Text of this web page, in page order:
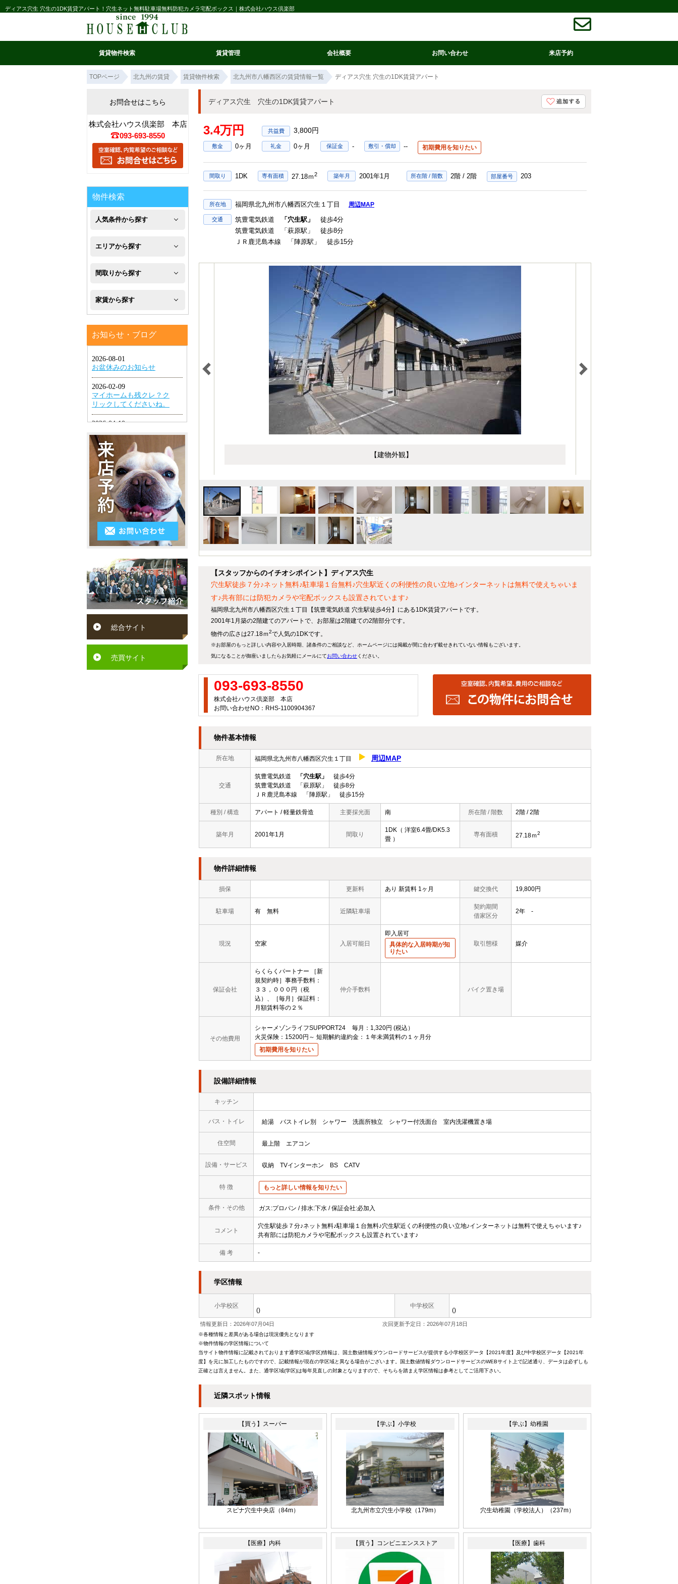
ディアス穴生 穴生の1DK賃貸アパート！穴生ネット無料駐車場無料防犯カメラ宅配ボックス｜株式会社ハウス倶楽部
賃貸物件検索
条件検索
お気に入り
閲覧履歴
マイ条件リスト
賃貸管理 会社概要 お問い合わせ 来店予約
TOPページ 北九州の賃貸 賃貸物件検索 北九州市八幡西区の賃貸情報一覧 ディアス穴生 穴生の1DK賃貸アパート
ディアス穴生 穴生の1DK賃貸アパート
3.4万円 3,800円
敷金 0ヶ月 礼金 0ヶ月 保証金 - 敷引・償却 -- 初期費用を知りたい
間取り 1DK 専有面積 27.18ｍ2 築年月 2001年1月 所在階 / 階数 2階 / 2階 203
所在地 福岡県北九州市八幡西区穴生１丁目 周辺MAP
交通 筑豊電気鉄道 「穴生駅」
徒歩4分
筑豊電気鉄道 「萩原駅」 徒歩8分
ＪＲ鹿児島本線 「陣原駅」 徒歩15分
【建物外観】
【スタッフからのイチオシポイント】ディアス穴生
穴生駅徒歩７分♪ネット無料♪駐車場１台無料♪穴生駅近くの利便性の良い立地♪インターネットは無料で使えちゃいま
す♪共有部には防犯カメラや宅配ボックスも設置されています♪
福岡県北九州市八幡西区穴生１丁目【筑豊電気鉄道 穴生駅徒歩4分】にある1DK賃貸アパートです。
2001年1月築の2階建てのアパートで、お部屋は2階建ての2階部分です。
物件の広さは27.18ｍ2で人気の1DKです。
※お部屋のもっと詳しい内容や入居時期、諸条件のご相談など、ホームページには掲載が間に合わず載せきれていない情報もございます。
気になることが御座いましたらお気軽にメールにてお問い合わせください。
093-693-8550
株式会社ハウス倶楽部 本店
お問い合わせNO：RHS-1100904367
物件基本情報
所在地 福岡県北九州市八幡西区穴生１丁目 周辺MAP
交通
筑豊電気鉄道 「穴生駅」
徒歩4分
筑豊電気鉄道 「萩原駅」 徒歩8分
ＪＲ鹿児島本線 「陣原駅」 徒歩15分
種別 / 構造 アパート / 軽量鉄骨造 主要採光面 南 所在階 / 階数 2階 / 2階
築年月 2001年1月 間取り
1DK（ 洋室6.4畳/DK5.3
畳 ）
専有面積 27.18ｍ2
物件詳細情報
損保 更新料 あり 新賃料 1ヶ月 鍵交換代 19,800円
駐車場 有 無料 近隣駐車場
契約期間
借家区分
2年 -
現況 空家 入居可能日
即入居可
具体的な入居時期が知
りたい
取引態様 媒介
保証会社
らくらくパートナー ［新
規契約時］事務手数料：
３３，０００円（税
込）、［毎月］保証料：
月額賃料等の２％
仲介手数料 バイク置き場
その他費用
シャーメゾンライフSUPPORT24 毎月 1,320円
税込
火災保険：15200円～ 短期解約違約金：１年未満賃料の１ヶ月分
初期費用を知りたい
設備詳細情報
キッチン
バス・トイレ 給湯 バストイレ別 シャワー 洗面所独立 シャワー付洗面台 室内洗濯機置き場
住空間 最上階 エアコン
設備・サービス 収納 TVインターホン BS CATV
特 徴 もっと詳しい情報を知りたい
条件・その他 ガス:プロパン / 排水:下水 / 保証会社:必加入
コメント
穴生駅徒歩７分♪ネット無料♪駐車場１台無料♪穴生駅近くの利便性の良い立地♪インターネットは無料で使えちゃいます♪
共有部には防犯カメラや宅配ボックスも設置されています♪
備 考 -
学区情報
小学校区
()
中学校区
()
情報更新日：2026年07月04日 次回更新予定日：2026年07月18日
※各種情報と差異がある場合は現況優先となります
※物件情報の学区情報について
当サイト物件情報に記載されております通学区域(学区)情報は、国土数値情報ダウンロードサービスが提供する小学校区データ【2021年度】及び中学校区データ【2021年
度】を元に加工したものですので、記載情報が現在の学区域と異なる場合がございます。国土数値情報ダウンロードサービスのWEBサイト上で記述通り、データは必ずしも
正確とは言えません。また、通学区域(学区)は毎年見直しの対象となりますので、そちらを踏まえ学区情報は参考としてご活用下さい。
近隣スポット情報
【買う】スーパー
スピナ穴生中央店 （84m）
【学ぶ】小学校
北九州市立穴生小学校（179m）
【学ぶ】幼稚園
穴生幼稚園（学校法人） （237m）
【医療】内科 【買う】コンビニエンスストア 【医療】歯科
お問合せはこちら
株式会社ハウス倶楽部 本店
093-693-8550
物件検索
人気条件から探す
新
ロ
ー
リ
グ
エ
ア
コ
ン
シ
ス
ム
チ
ン
ペ
ッ
ト
可
エリアから探す
八
西
幡
東
区
小
北
小
倉
南
区
遠
賀
町
水
巻
芦
間取りから探す
1R・
1K・
1DK・
2K・
2DK・
2LDK
3K・
3DK・
3LDK
4K
以
上
家賃から探す
４
万
円
以
下
４
円
５
万
５
円
～
６
万
円
お知らせ・ブログ
総合サイト
売買サイト